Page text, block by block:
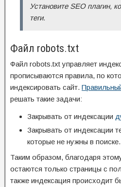
Установите SEO плагин,
теги.
Файл robots.txt
Файл robots.txt управляет
прописываются правила, по
индексировать сайт.
решать такие задачи:
Закрывать от индексации
Закрывать от индексации
которые не нужны в поиске.
Таким образом, благодаря
остаются только страницы с
также индексация происходит